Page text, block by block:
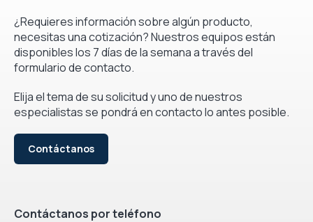
¿Requieres información sobre algún producto,
necesitas una cotización? Nuestros equipos están
disponibles los 7 días de la semana a través del
formulario de contacto.
Elija el tema de su solicitud y uno de nuestros
especialistas se pondrá en contacto lo antes posible.
Contáctanos
Contáctanos por teléfono